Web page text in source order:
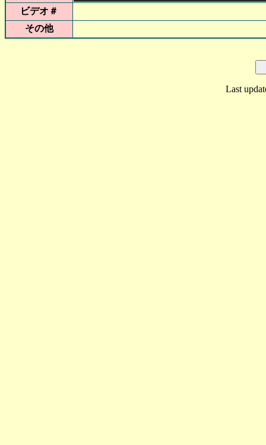
ビデオ＃
その他
Last